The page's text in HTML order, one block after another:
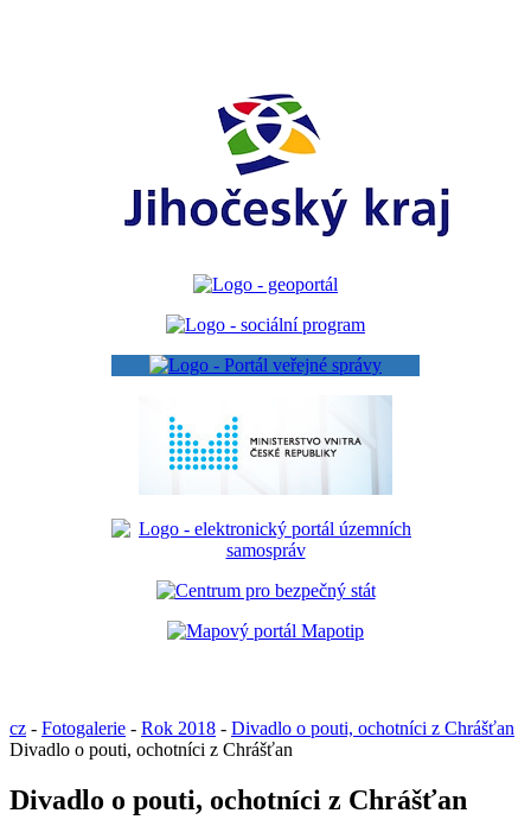
cz - Fotogalerie - Rok 2018 - Divadlo o pouti, ochotníci z Chrášťan
Divadlo o pouti, ochotníci z Chrášťan
Divadlo o pouti, ochotníci z Chrášťan